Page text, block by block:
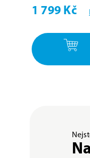
1 799 Kč